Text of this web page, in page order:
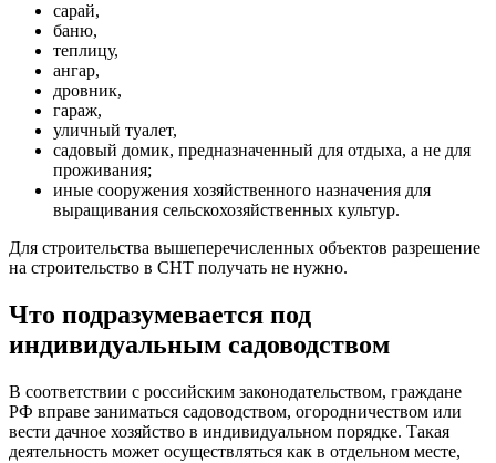
сарай,
баню,
теплицу,
ангар,
дровник,
гараж,
уличный туалет,
садовый домик, предназначенный для отдыха, а не для
проживания;
иные сооружения хозяйственного назначения для
выращивания сельскохозяйственных культур.
Для строительства вышеперечисленных объектов разрешение
на строительство в СНТ получать не нужно.
Что подразумевается под
индивидуальным садоводством
В соответствии с российским законодательством, граждане
РФ вправе заниматься садоводством, огородничеством или
вести дачное хозяйство в индивидуальном порядке. Такая
деятельность может осуществляться как в отдельном месте,